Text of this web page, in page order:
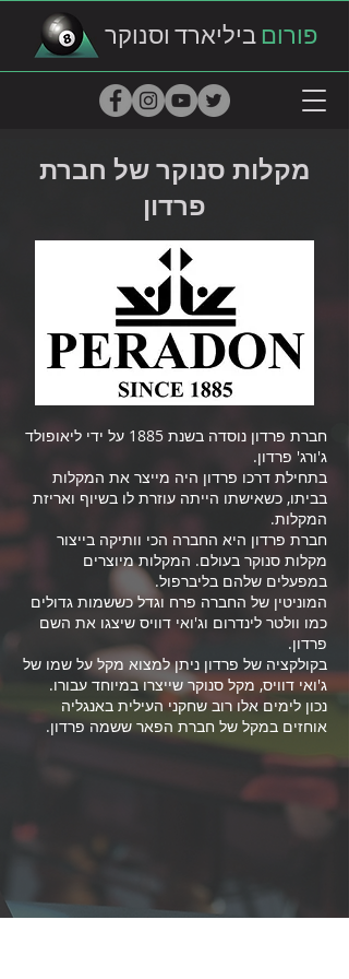
פורום ביליארד וסנוקר
מקלות סנוקר של חברת
פרדון
חברת פרדון נוסדה בשנת 1885 על ידי ליאופולד
ג'ורג' פרדון.
בתחילת דרכו פרדון היה מייצר את המקלות
בביתו, כשאישתו הייתה עוזרת לו בשיוף ואריזת
המקלות.
חברת פרדון היא החברה הכי וותיקה בייצור
מקלות סנוקר בעולם. המקלות מיוצרים
במפעלים שלהם בליברפול.
המוניטין של החברה פרח וגדל כששמות גדולים
כמו וולטר לינדרום וג'ואי דוויס שיצגו את השם
פרדון.
בקולקציה של פרדון ניתן למצוא מקל על שמו של
ג'ואי דוויס, מקל סנוקר שייצרו במיוחד עבורו.
נכון לימים אלו רוב שחקני העילית באנגליה
אוחזים במקל של חברת הפאר ששמה פרדון.